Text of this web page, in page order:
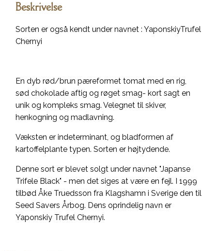
Beskrivelse
Sorten er også kendt under navnet : YaponskiyTrufel
Chernyi
En dyb rød/brun pæreformet tomat med en rig,
sød chokolade aftig og røget smag- kort sagt en
unik og kompleks smag. Velegnet til skiver,
henkogning og madlavning.
Væksten er indeterminant, og bladformen af
kartoffelplante typen. Sorten er højtydende.
Denne sort er blevet solgt under navnet "Japanse
Trifele Black" - men det siges at være en fejl. I 1999
tilbød Åke Truedsson fra Klagshamn i Sverige den til
Seed Savers Årbog. Dens oprindelig navn er
Yaponskiy Trufel Chernyi.